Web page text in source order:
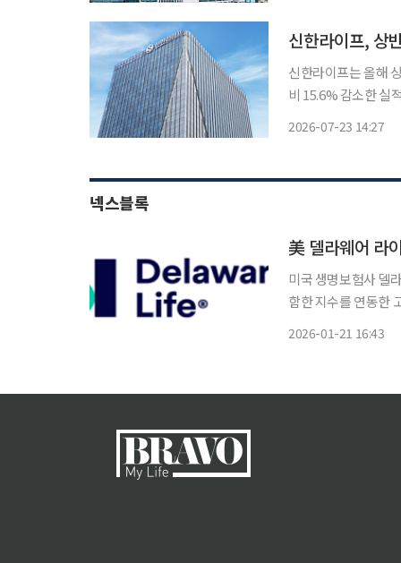
신한라이프,
신한라이프는 올해
비 15.6% 감소한 실적이다. 상반기 순이익 감소는 보험손익이 줄어든
2026-07-23 14:27
넥스블록
美 델라웨어 라
미국 생명보험사
함한 지수를 연동한
2026-01-21 16:43